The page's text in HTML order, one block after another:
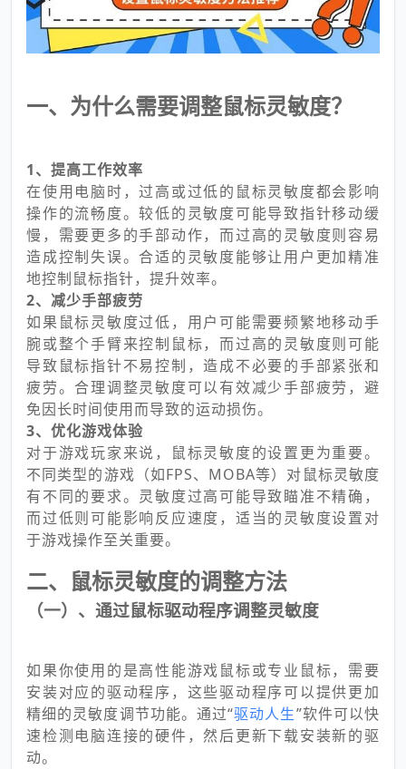
一、为什么需要调整鼠标灵敏度？
1、提高工作效率
在使用电脑时，过高或过低的鼠标灵敏度都会影响
操作的流畅度。较低的灵敏度可能导致指针移动缓
慢，需要更多的手部动作，而过高的灵敏度则容易
造成控制失误。合适的灵敏度能够让用户更加精准
地控制鼠标指针，提升效率。
2、减少手部疲劳
如果鼠标灵敏度过低，用户可能需要频繁地移动手
腕或整个手臂来控制鼠标，而过高的灵敏度则可能
导致鼠标指针不易控制，造成不必要的手部紧张和
疲劳。合理调整灵敏度可以有效减少手部疲劳，避
免因长时间使用而导致的运动损伤。
3、优化游戏体验
对于游戏玩家来说，鼠标灵敏度的设置更为重要。
不同类型的游戏（如FPS、MOBA等）对鼠标灵敏度
有不同的要求。灵敏度过高可能导致瞄准不精确，
而过低则可能影响反应速度，适当的灵敏度设置对
于游戏操作至关重要。
二、鼠标灵敏度的调整方法
（一）、通过鼠标驱动程序调整灵敏度
如果你使用的是高性能游戏鼠标或专业鼠标，需要
安装对应的驱动程序，这些驱动程序可以提供更加
精细的灵敏度调节功能。通过“驱动人生”软件可以快
速检测电脑连接的硬件，然后更新下载安装新的驱
动。